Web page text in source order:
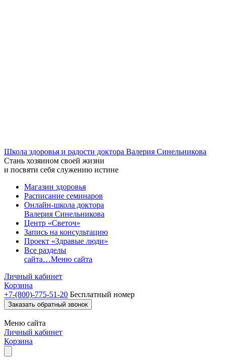
Школа здоровья и радости доктора Валерия Синельникова
Стань хозяином своей жизни
и посвяти себя служению истине
Магазин здоровья
Расписание семинаров
Онлайн-школа доктора
Валерия Синельникова
Центр «Светоч»
Запись на консультацию
Проект «Здравые люди»
Все разделы
сайта…Меню сайта
Личный кабинет
Корзина
+7-(800)-775-51-20 Бесплатный номер
Заказать обратный звонок
Меню сайта
Личный кабинет
Корзина